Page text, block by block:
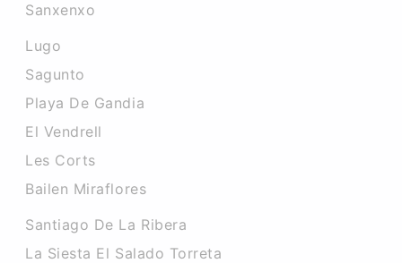
Sanxenxo
Lugo
Sagunto
Playa De Gandia
El Vendrell
Les Corts
Bailen Miraflores
Santiago De La Ribera
La Siesta El Salado Torreta